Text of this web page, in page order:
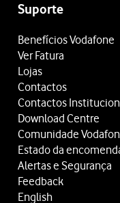
Suporte
Benefícios Vodafone
Ver Fatura
Lojas
Contactos
Contactos
Download Centre
Comunidade
Estado da
Alertas e Segurança
Feedback
English